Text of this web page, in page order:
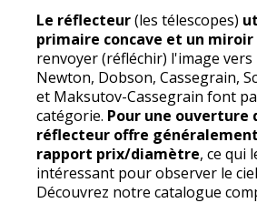
Le réflecteur(les télescopes)
primaire concave et un miroir
renvoyer (réfléchir) l'image vers
Newton, Dobson, Cassegrain,
et Maksutov-Cassegrain font
catégorie. Pour une ouverture
réflecteur offre
rapport prix/diamètre, ce qui
intéressant pour observer le
Découvrez notre catalogue